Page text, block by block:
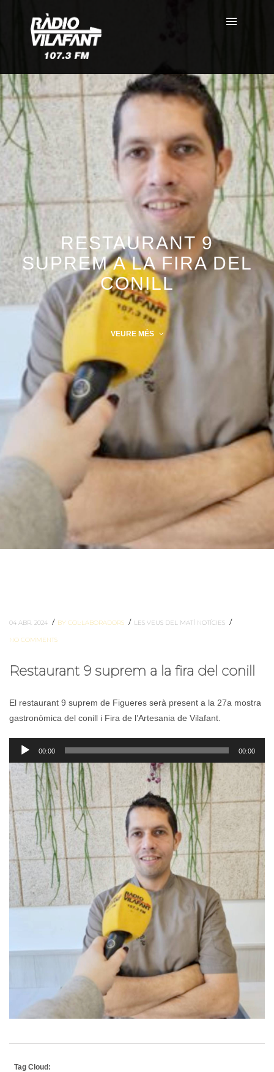
RESTAURANT 9
SUPREM A LA FIRA DEL
CONILL
VEURE MÉS
04 ABR. 2024 / BY COL·LABORADORS / LES VEUS DEL MATÍ NOTÍCIES /
NO COMMENTS
Restaurant 9 suprem a la fira del conill
El restaurant 9 suprem de Figueres serà present a la 27a mostra
gastronòmica del conill i Fira de l’Artesania de Vilafant.
Reproductor
d'àudio
00:00 00:00
Tag Cloud: